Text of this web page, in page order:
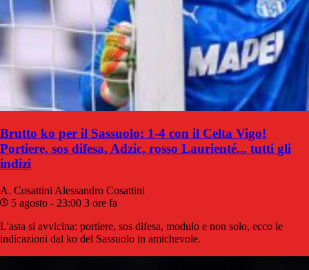
Brutto ko per il Sassuolo: 1-4 con il Celta Vigo!
Portiere, sos difesa, Adzic, rosso Laurienté... tutti gli
indizi
A. Cosattini Alessandro Cosattini
5 agosto - 23:00 3 ore fa
L'asta si avvicina: portiere, sos difesa, modulo e non solo, ecco le
indicazioni dal ko del Sassuolo in amichevole.